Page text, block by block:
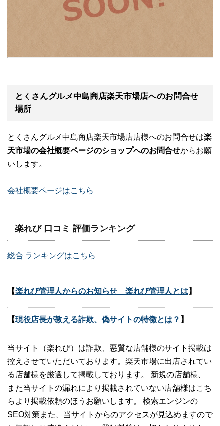
とくさんグルメ中島商店楽天市場店へのお問合せ
場所
とくさんグルメ中島商店楽天市場店店様へのお問合せは楽
天市場の会社概要ページのショップへのお問合せからお願
いします。
会社概要ページはこちら
楽れび 口コミ 評価ランキング
総合 ランキングはこちら
【楽れび管理人からのお知らせ 楽れび管理人とは 】
【現役店長が教える詐欺、偽サイトの特徴とは？ 】
当サイト（楽れび）は詐欺、悪質な店舗様のサイト掲載は
控えさせていただいております。楽天市場に出店されてい
る店舗様を厳選して掲載しております。 新規の店舗様、
また当サイトの漏れにより掲載されていない店舗様はこち
らより掲載依頼のほうお願いします。 検索エンジンの
SEO対策また、当サイトからのアクセスが見込めますので